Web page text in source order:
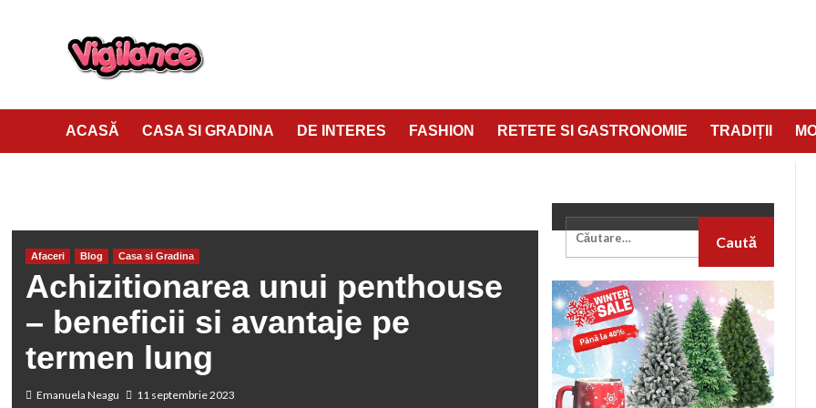
ACASĂ CASA SI GRADINA DE INTERES FASHION RETETE SI GASTRONOMIE TRADIȚII
Afaceri Blog Casa si Gradina
Achizitionarea unui penthouse
– beneficii si avantaje pe
termen lung
Emanuela Neagu 11 septembrie 2023